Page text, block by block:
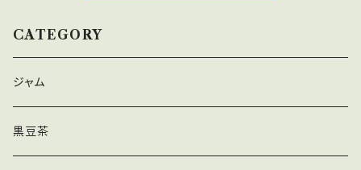
CATEGORY
ジャム
黒豆茶